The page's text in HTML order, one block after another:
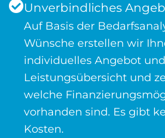
Unverbindliches
Auf Basis der
Wünsche erstellen wir
individuelles Angebot
Leistungsübersicht und
welche
vorhanden sind. Es gibt
Kosten.